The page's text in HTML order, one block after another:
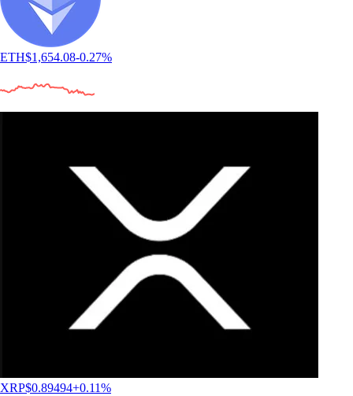
ETH$1,654.08-0.27%
XRP$0.89494+0.11%